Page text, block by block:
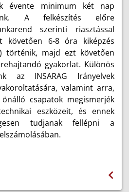
évente minimum két nap
A felkészítés előre
szerinti riasztással
követően 6-8 óra kiképzés
történik, majd ezt követően
gyakorlat. Különös
az INSARAG Irányelvek
valamint arra,
csapatok megismerjék
eszközeit, és ennek
tudjanak fellépni a